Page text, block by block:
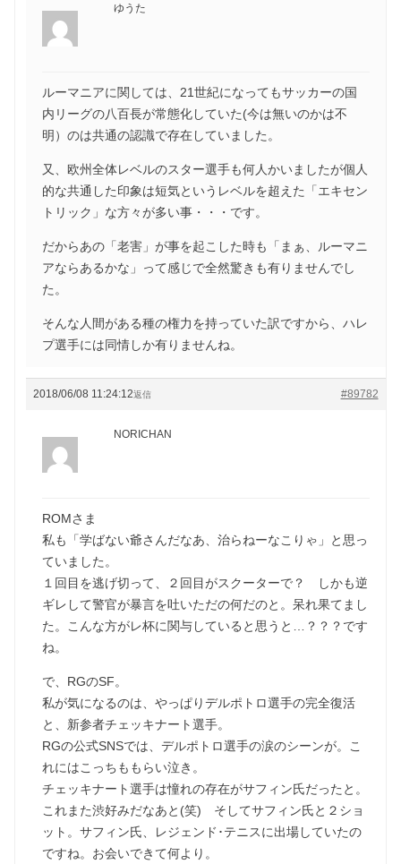
ゆうた
ルーマニアに関しては、21世紀になってもサッカーの国
内リーグの八百長が常態化していた(今は無いのかは不
明）のは共通の認識で存在していました。
又、欧州全体レベルのスター選手も何人かいましたが個人
的な共通した印象は短気というレベルを超えた「エキセン
トリック」な方々が多い事・・・です。
だからあの「老害」が事を起こした時も「まぁ、ルーマニ
アならあるかな」って感じで全然驚きも有りませんでし
た。
そんな人間がある種の権力を持っていた訳ですから、ハレ
プ選手には同情しか有りませんね。
2018/06/08 11:24:12 #89782
返信
NORICHAN
ROMさま
私も「学ばない爺さんだなあ、治らねーなこりゃ」と思っ
ていました。
１回目を逃げ切って、２回目がスクーターで？ しかも逆
ギレして警官が暴言を吐いただの何だのと。呆れ果てまし
た。こんな方がレ杯に関与していると思うと…？？？です
ね。
で、RGのSF。
私が気になるのは、やっぱりデルポトロ選手の完全復活
と、新参者チェッキナート選手。
RGの公式SNSでは、デルポトロ選手の涙のシーンが。こ
れにはこっちももらい泣き。
チェッキナート選手は憧れの存在がサフィン氏だったと。
これまた渋好みだなあと(笑) そしてサフィン氏と２ショ
ット。サフィン氏、レジェンド･テニスに出場していたの
ですね。お会いできて何より。